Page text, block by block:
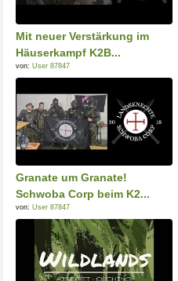
Mit neuer Verstärkung im
Häuserkampf K2B...
von: User 87847
Granate um Granate!
Schwoba Corp beim K2...
von: User 87847